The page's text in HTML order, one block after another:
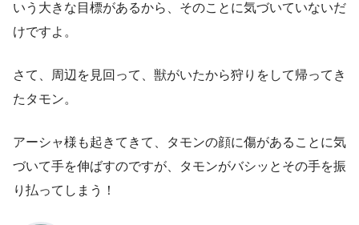
いう大きな目標があるから、そのことに気づいていないだ
けですよ。
さて、周辺を見回って、獣がいたから狩りをして帰ってき
たタモン。
アーシャ様も起きてきて、タモンの顔に傷があることに気
づいて手を伸ばすのですが、タモンがバシッとその手を振
り払ってしまう！